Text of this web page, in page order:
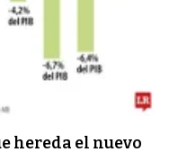
hereda el nuevo